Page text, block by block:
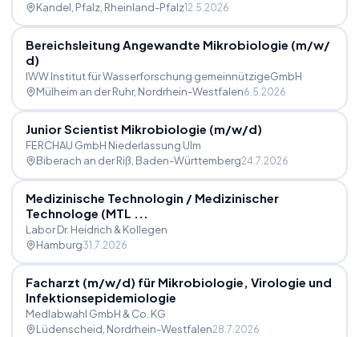
Kandel, Pfalz, Rheinland-Pfalz12.5.2026
Bereichsleitung Angewandte Mikrobiologie (m/w/
d)
IWW Institut für Wasserforschung gemeinnützigeGmbH
Mülheim an der Ruhr, Nordrhein-Westfalen6.5.2026
Junior Scientist Mikrobiologie (m/w/d)
FERCHAU GmbH Niederlassung Ulm
Biberach an der Riß , Baden-Württemberg24.7.2026
Medizinische Technologin /Medizinischer
Technologe (MTL ...
Labor Dr. Heidrich & Kollegen
Hamburg31.7.2026
Facharzt (m/w/d) für Mikrobiologie, Virologie und
Infektionsepidemiologie
Medlabwahl GmbH & Co. KG
Lüdenscheid , Nordrhein-Westfalen28.7.2026